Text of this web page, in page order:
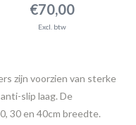
€70,00
Excl. btw
zijn voorzien van sterke
slip laag. De
30 en 40cm breedte.